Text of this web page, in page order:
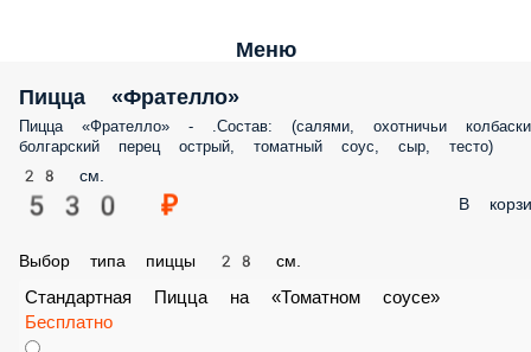
Меню
Пицца «Фрателло»
Пицца «Фрателло» - .Состав: (салями, охотничьи колбаски,
перец острый, томатный соус, сыр, тесто)
28 см.
530 ₽ В
Выбор типа пиццы 28 см.
Стандартная Пицца на «Томатном соусе»
Бесплатно